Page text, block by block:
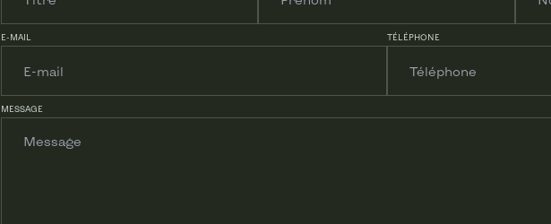
1
-
E-MAIL TÉLÉPHONE
MESSAGE